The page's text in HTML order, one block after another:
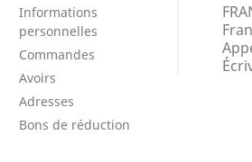
Informations
personnelles
Commandes
Avoirs
Adresses
Bons de réduction